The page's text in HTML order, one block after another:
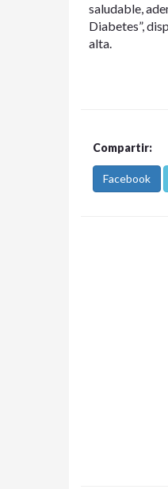
saludable,
Diabetes”,
alta.
Compartir:
Facebook